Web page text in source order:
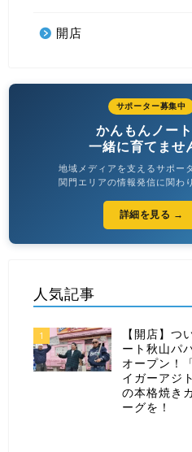
開店
サポーター募集中
かんもんノー
一緒に育てませ
地域メディアを支えるサポー
関門エリアの情報発信に関わ
詳細を見る →
人気記事
1
【開店】つ
ート秋山パ
オープン！
イガーアジ
の本格焼き
ーグを！